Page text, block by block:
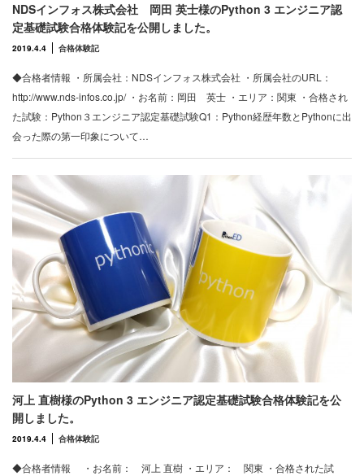
NDSインフォス株式会社 岡田 英士様のPython 3 エンジニア認
定基礎試験合格体験記を公開しました。
2019.4.4 合格体験記
◆合格者情報 ・所属会社：NDSインフォス株式会社 ・所属会社のURL：
http://www.nds-infos.co.jp/ ・お名前：岡田 英士 ・エリア：関東 ・合格され
た試験：Python３エンジニア認定基礎試験Q1：Python経歴年数とPythonに出
会った際の第一印象について…
河上 直樹様のPython 3 エンジニア認定基礎試験合格体験記を公
開しました。
2019.4.4 合格体験記
◆合格者情報 ・お名前： 河上 直樹 ・エリア： 関東 ・合格された試